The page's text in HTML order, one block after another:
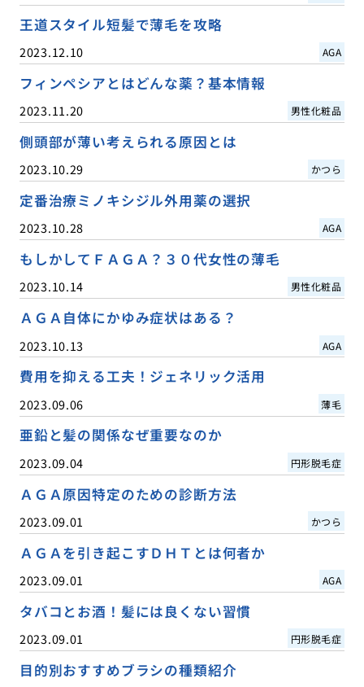
王道スタイル短髪で薄毛を攻略
2023.12.10 AGA
フィンペシアとはどんな薬？基本情報
2023.11.20 男性化粧品
側頭部が薄い考えられる原因とは
2023.10.29 かつら
定番治療ミノキシジル外用薬の選択
2023.10.28 AGA
もしかしてＦＡＧＡ？３０代女性の薄毛
2023.10.14 男性化粧品
ＡＧＡ自体にかゆみ症状はある？
2023.10.13 AGA
費用を抑える工夫！ジェネリック活用
2023.09.06 薄毛
亜鉛と髪の関係なぜ重要なのか
2023.09.04 円形脱毛症
ＡＧＡ原因特定のための診断方法
2023.09.01 かつら
ＡＧＡを引き起こすＤＨＴとは何者か
2023.09.01 AGA
タバコとお酒！髪には良くない習慣
2023.09.01 円形脱毛症
目的別おすすめブラシの種類紹介